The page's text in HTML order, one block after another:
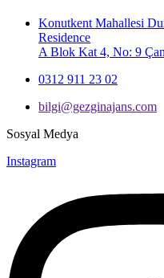
Konutkent Mahallesi
Residence
A Blok Kat 4, No: 9
0312 911 23 02
bilgi@gezginajans.com
Sosyal Medya
Instagram